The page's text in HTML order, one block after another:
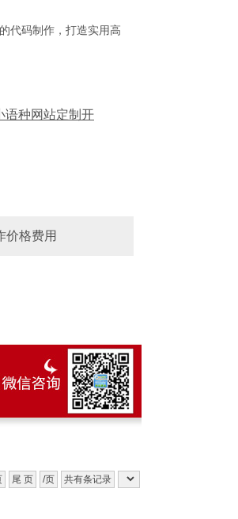
代码制作，打造实用高
语种网站定制开
京 郑州 大连 烟台 西
尾 页 /页 共有条记录